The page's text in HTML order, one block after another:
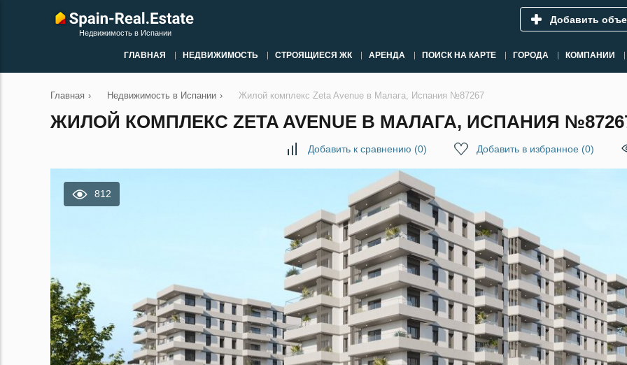
Недвижимость в Испании
Добавить
ГЛАВНАЯ НЕДВИЖИМОСТЬ СТРОЯЩИЕСЯ ЖК АРЕНДА ПОИСК НА КАРТЕ ГОРОДА КОМПАНИИ
Главная › Недвижимость в Испании › Жилой комплекс Zeta Avenue в Малага, Испания №87267
ЖИЛОЙ КОМПЛЕКС ZETA AVENUE В МАЛАГА, ИСПАНИЯ
Добавить к сравнению (0) Добавить в избранное (0)
812